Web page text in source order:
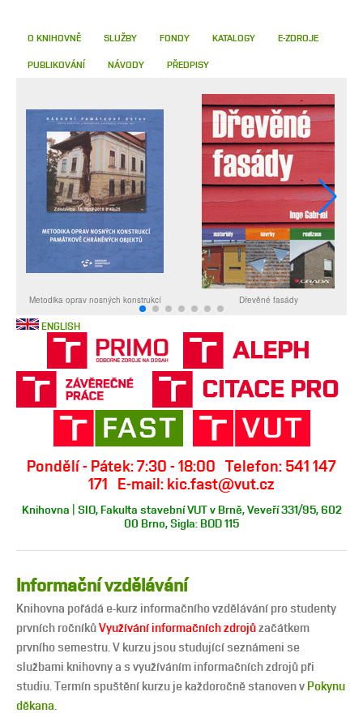
O KNIHOVNĚ SLUŽBY FONDY KATALOGY E-ZDROJE
PUBLIKOVÁNÍ NÁVODY PŘEDPISY
ENGLISH
Pondělí - Pátek: 7:30 - 18:00 Telefon: 541 147
171 E-mail: kic.fast@vut.cz
Knihovna | SIO, Fakulta stavební VUT v Brně, Veveří 331/95, 602
00 Brno, Sigla: BOD 115
Informační vzdělávání
Knihovna pořádá e-kurz informačního vzdělávání pro studenty
prvních ročníkůVyužívání informačních zdrojůzačátkem
prvního semestru. V kurzu jsou studující seznámeni se
službami knihovny a s využíváním informačních zdrojů při
studiu. Termín spuštění kurzu je každoročně stanoven vPokynu
děkana